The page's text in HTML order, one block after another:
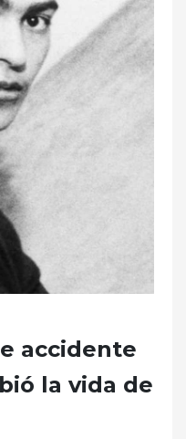
accidente
la vida de